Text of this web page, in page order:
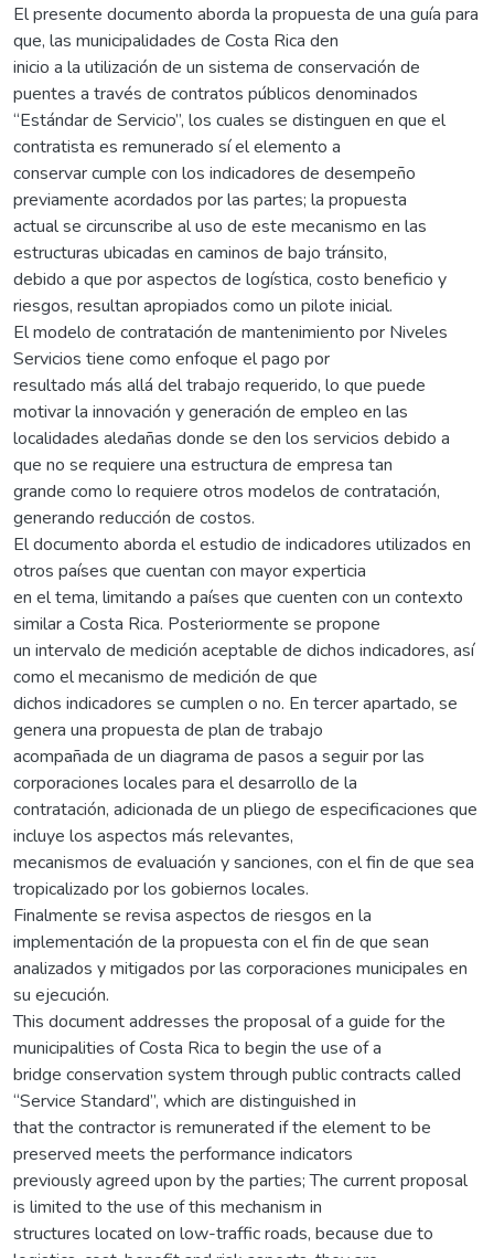
El presente documento aborda la propuesta de una guía para
que, las municipalidades de Costa Rica den
inicio a la utilización de un sistema de conservación de
puentes a través de contratos públicos denominados
“Estándar de Servicio”, los cuales se distinguen en que el
contratista es remunerado sí el elemento a
conservar cumple con los indicadores de desempeño
previamente acordados por las partes; la propuesta
actual se circunscribe al uso de este mecanismo en las
estructuras ubicadas en caminos de bajo tránsito,
debido a que por aspectos de logística, costo beneficio y
riesgos, resultan apropiados como un pilote inicial.
El modelo de contratación de mantenimiento por Niveles
Servicios tiene como enfoque el pago por
resultado más allá del trabajo requerido, lo que puede
motivar la innovación y generación de empleo en las
localidades aledañas donde se den los servicios debido a
que no se requiere una estructura de empresa tan
grande como lo requiere otros modelos de contratación,
generando reducción de costos.
El documento aborda el estudio de indicadores utilizados en
otros países que cuentan con mayor experticia
en el tema, limitando a países que cuenten con un contexto
similar a Costa Rica. Posteriormente se propone
un intervalo de medición aceptable de dichos indicadores, así
como el mecanismo de medición de que
dichos indicadores se cumplen o no. En tercer apartado, se
genera una propuesta de plan de trabajo
acompañada de un diagrama de pasos a seguir por las
corporaciones locales para el desarrollo de la
contratación, adicionada de un pliego de especificaciones que
incluye los aspectos más relevantes,
mecanismos de evaluación y sanciones, con el fin de que sea
tropicalizado por los gobiernos locales.
Finalmente se revisa aspectos de riesgos en la
implementación de la propuesta con el fin de que sean
analizados y mitigados por las corporaciones municipales en
su ejecución.
This document addresses the proposal of a guide for the
municipalities of Costa Rica to begin the use of a
bridge conservation system through public contracts called
“Service Standard”, which are distinguished in
that the contractor is remunerated if the element to be
preserved meets the performance indicators
previously agreed upon by the parties; The current proposal
is limited to the use of this mechanism in
structures located on low-traffic roads, because due to